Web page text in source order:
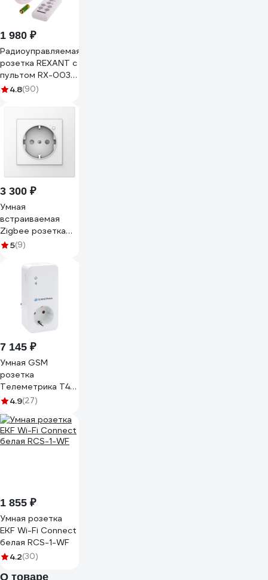
1 980 ₽
Радиоуправляемая
розетка REXANT с
пультом RX-003
10-6030
4.8(90)
3 300 ₽
Умная
встраиваемая
Zigbee розетка
AQARA WP-P01D
5(9)
7 145 ₽
Умная GSM
розетка
Телеметрика Т4
01-00000027
4.9(27)
1 855 ₽
Умная розетка
EKF Wi-Fi Connect
белая RCS-1-WF
4.2(30)
О товаре